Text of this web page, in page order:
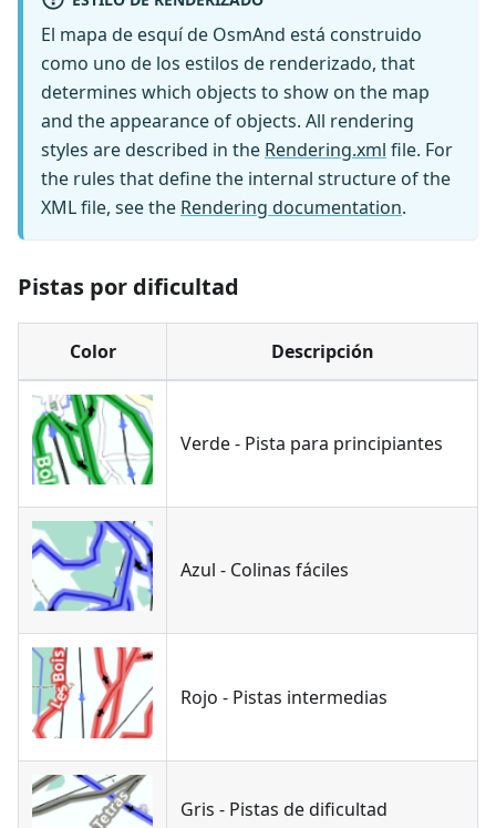
El mapa de esquí de OsmAnd está construido
como uno de los estilos de renderizado, that
determines which objects to show on the map
and the appearance of objects. All rendering
styles are described in the Rendering.xml file. For
the rules that define the internal structure of the
XML file, see the Rendering documentation.
Pistas por dificultad
Color Descripción
Verde - Pista para principiantes
Azul - Colinas fáciles
Rojo - Pistas intermedias
Gris - Pistas de dificultad